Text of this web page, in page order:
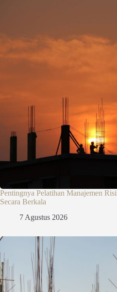
Pentingnya Pelatihan Manajemen
Secara Berkala
7 Agustus 2026